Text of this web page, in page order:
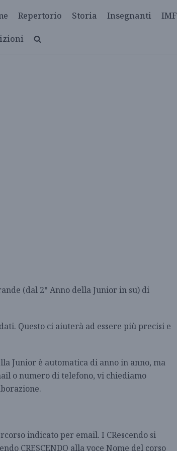
Repertorio Storia Insegnanti IMF
(dal 2° Anno della Junior in su) di
Questo ci aiuterà ad essere più precisi e
Junior è automatica di anno in anno, ma
o numero di telefono, vi chiediamo
indicato per email. I CRescendo si
CRESCENDO alla voce Nome del corso